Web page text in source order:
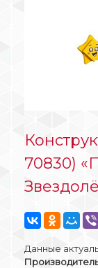
70830)
Данные